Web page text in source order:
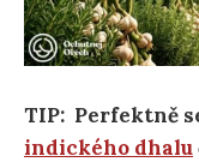
TIP: Perfektně
indického dhalu